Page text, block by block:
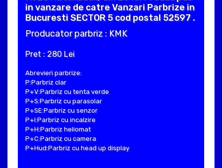
in vanzare de catre Vanzari Parbrize in
Bucuresti SECTOR 5 cod postal 52597 .
Producator parbriz : KMK
Pret : 280 Lei
Abrevieri parbrize:
P:Parbriz clar
P+V:Parbriz cu tenta verde
P+S:Parbriz cu parasolar
P+SE:Parbriz cu senzor
P+I:Parbriz cu incalzire
P+H:Parbriz heliomat
P+C:Parbriz cu camera
P+Hud:Parbriz cu head up display